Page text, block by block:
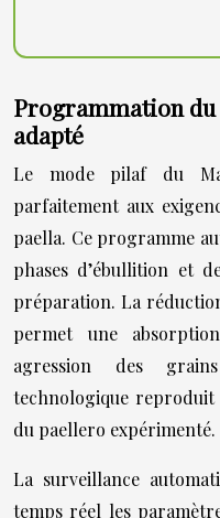
Programmation du
adapté
Le mode pilaf du
parfaitement aux
paella. Ce programme
phases d’ébullition et
préparation. La
permet une
agression des
technologique
du paellero expérimenté.
La surveillance
temps réel les